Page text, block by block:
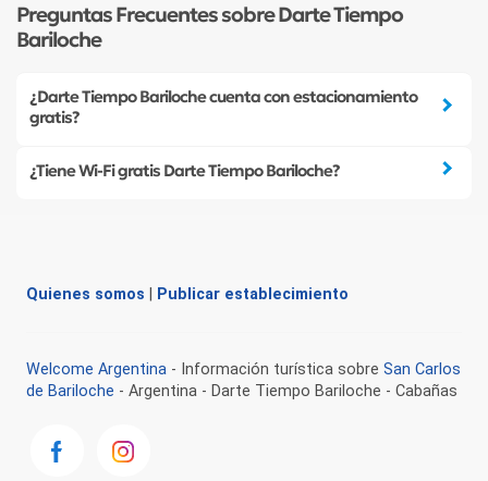
Preguntas Frecuentes sobre Darte Tiempo
Bariloche
¿Darte Tiempo Bariloche cuenta con estacionamiento
gratis?
¿Tiene Wi-Fi gratis Darte Tiempo Bariloche?
Quienes somos Publicar establecimiento
Welcome Argentina - Información turística sobre San Carlos
de Bariloche - Argentina - Darte Tiempo Bariloche - Cabañas